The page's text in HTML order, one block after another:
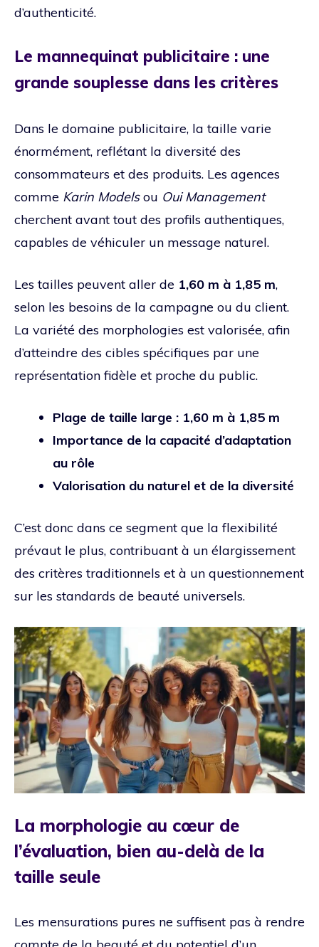
d’authenticité.
Le mannequinat publicitaire : une
grande souplesse dans les critères
Dans le domaine publicitaire, la taille varie
énormément, reflétant la diversité des
consommateurs et des produits. Les agences
comme Karin Modelsou Oui Management
cherchent avant tout des profils authentiques,
capables de véhiculer un message naturel.
Les tailles peuvent aller de 1,60 m à 1,85 m,
selon les besoins de la campagne ou du client.
La variété des morphologies est valorisée, afin
d’atteindre des cibles spécifiques par une
représentation fidèle et proche du public.
Plage de taille large : 1,60 m à 1,85 m
Importance de la capacité d’adaptation
au rôle
Valorisation du naturel et de la diversité
C’est donc dans ce segment que la flexibilité
prévaut le plus, contribuant à un élargissement
des critères traditionnels et à un questionnement
sur les standards de beauté universels.
La morphologie au cœur de
l’évaluation, bien au-delà de la
taille seule
Les mensurations pures ne suffisent pas à rendre